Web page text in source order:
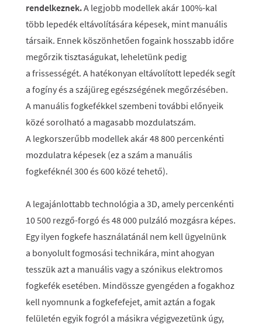
rendelkeznek.A legjobb modellek akár 100%-kal
több lepedék eltávolítására képesek, mint manuális
társaik. Ennek köszönhetően fogaink hosszabb időre
megőrzik tisztaságukat, leheletünk pedig
a frissességét. A hatékonyan eltávolított lepedék segít
a fogíny és a szájüreg egészségének megőrzésében.
A manuális fogkefékkel szembeni további előnyeik
közé sorolható a magasabb mozdulatszám.
A legkorszerűbb modellek akár 48 800 percenkénti
mozdulatra képesek (ez a szám a manuális
fogkeféknél 300 és 600 közé tehető).
A legajánlottabb technológia a 3D, amely percenkénti
10 500 rezgő-forgó és 48 000 pulzáló mozgásra képes.
Egy ilyen fogkefe használatánál nem kell ügyelnünk
a bonyolult fogmosási technikára, mint ahogyan
tesszük azt a manuális vagy a szónikus elektromos
fogkefék esetében. Mindössze gyengéden a fogakhoz
kell nyomnunk a fogkefefejet, amit aztán a fogak
felületén egyik fogról a másikra végigvezetünk úgy,